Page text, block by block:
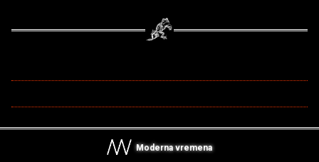
Moderna vremena